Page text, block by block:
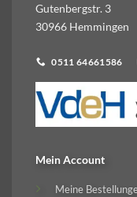
Gutenbergstr. 3
30966 Hemmingen
0511 64661586
Mein Account
Meine